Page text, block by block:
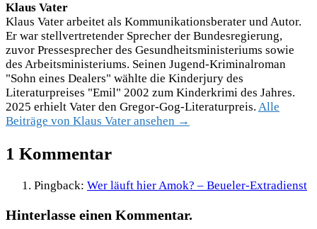
Klaus Vater
Klaus Vater arbeitet als Kommunikationsberater und Autor.
Er war stellvertretender Sprecher der Bundesregierung,
zuvor Pressesprecher des Gesundheitsministeriums sowie
des Arbeitsministeriums. Seinen Jugend-Kriminalroman
"Sohn eines Dealers" wählte die Kinderjury des
Literaturpreises "Emil" 2002 zum Kinderkrimi des Jahres.
2025 erhielt Vater den Gregor-Gog-Literaturpreis. Alle
Beiträge von Klaus Vater ansehen →
1 Kommentar
Pingback: Wer läuft hier Amok? – Beueler-Extradienst
Hinterlasse einen Kommentar.